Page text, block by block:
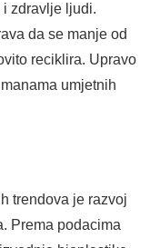
zdravlje ljudi.
da se manje od
reciklira. Upravo
umjetnih
trendova je razvoj
Prema podacima